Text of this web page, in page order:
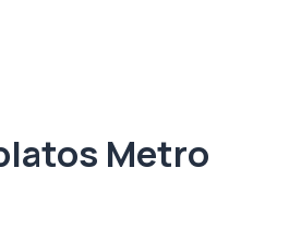
Metro